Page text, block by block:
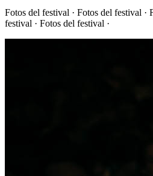
Fotos del festival · Fotos del festival ·
festival · Fotos del festival ·